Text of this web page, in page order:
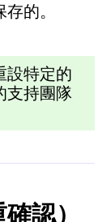
的。
設特定的
支持團隊
認）